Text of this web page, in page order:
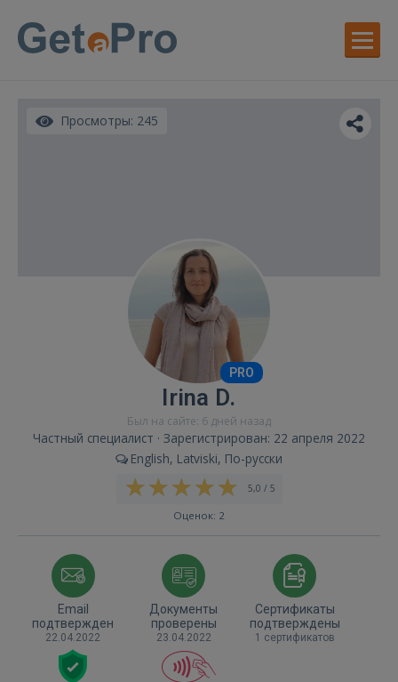
Просмотры: 245
PRO
Irina D.
Был на сайте: 6 дней назад
Частный специалист · Зарегистрирован: 22 апреля 2022
English, Latviski, По-русски
5,0 / 5
Оценок: 2
Email
подтвержден
22.04.2022
Документы
проверены
23.04.2022
Сертификаты
подтверждены
1 сертификатов